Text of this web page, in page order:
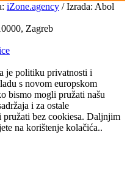
iZone.agency / Izrada: Abol
Zagreb
je politiku privatnosti i
s novom europskom
bismo mogli pružati našu
i za ostale
bez cookiesa. Daljnjim
na korištenje kolačića..